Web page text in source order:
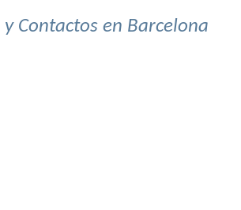
Contactos en Barcelona